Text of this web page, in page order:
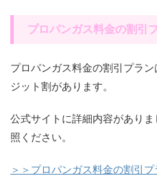
プロパンガス料金の割引
プロパンガス料金の割引プラ
ジット割があります。
公式サイトに詳細内容があり
照ください。
＞＞プロパンガス料金の割引